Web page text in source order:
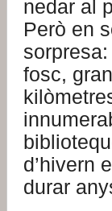
nedar al
Però en
sorpresa:
fosc,
d’hivern
durar